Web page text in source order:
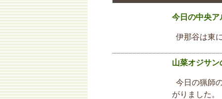
今日の中央ア
伊那谷は東
山菜オジサ
今日の猟師
がりました。